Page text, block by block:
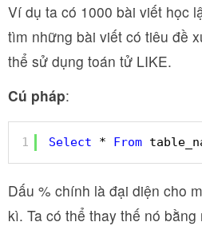
Ví dụ ta có 1000 bài viết học
tìm những bài viết có tiêu đề
thể sử dụng toán tử LIKE.
Cú pháp:
1 Select * From
Dấu % chính là đại diện cho
kì. Ta có thể thay thế nó